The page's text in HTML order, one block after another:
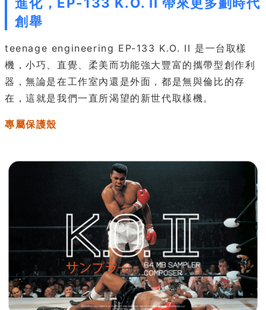
創舉
teenage engineering EP-133 K.O. II 是一台取樣
機，小巧、直覺、柔美而功能強大豐富的攜帶型創作利
器，無論是在工作室內還是外面，都是無與倫比的存
在，這就是我們一直所渴望的新世代取樣機。
專屬保護殼